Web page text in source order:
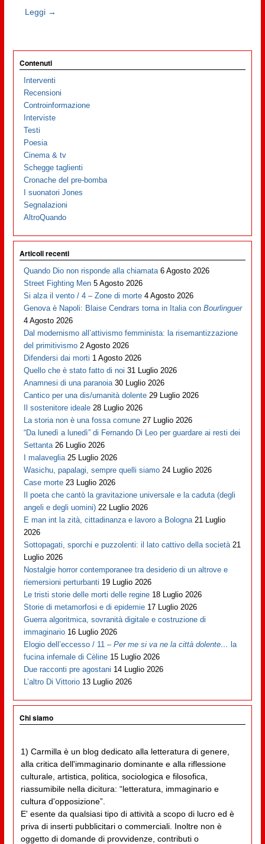
Leggi →
Contenuti
Interventi
Recensioni
Controinformazione
Interviste
Testi
Poesia
Cinema & tv
Schegge taglienti
Cronache del pre-bomba
I suonatori Jones
Segnalazioni
AltroQuando
Articoli recenti
Quando Dio non risponde alla chiamata 6 Agosto 2026
Street Fighting Men 5 Agosto 2026
Si alza il vento / 4 – Zone di morte 4 Agosto 2026
Genova è Napoli: Blaise Cendrars torna in Italia conBourlinguer
4 Agosto 2026
Dal modernismo all’attivismo femminista: la risemantizzazione
del primitivismo 2 Agosto 2026
Difendersi dai morti 1 Agosto 2026
Quello che è stato fatto di noi 31 Luglio 2026
Anamnesi di una paranoia 30 Luglio 2026
Cantico per una dis/umanità dolente 29 Luglio 2026
Il sostenitore ideale 28 Luglio 2026
La storia non è una fossa comune 27 Luglio 2026
“Da lunedì a lunedì” di Fernando Di Leo per guardare ai resti dei
Settanta 26 Luglio 2026
I malaveglia 25 Luglio 2026
Wasichu, papalagi, sempre quelli siamo 24 Luglio 2026
Case morte 23 Luglio 2026
Il poeta che cantò la gravitazione universale e la caduta (degli
angeli e degli uomini) 22 Luglio 2026
E man int la zità, cittadinanza e lavoro a Bologna 21 Luglio
2026
Sottopagati, sporchi e puzzolenti: il lato cattivo della società 21
Luglio 2026
Nostalgie horror contemporanee tra desiderio di un altrove e
riemersioni perturbanti 19 Luglio 2026
Le tristi storie delle morti delle regine 18 Luglio 2026
Storie di metamorfosi e di epidemie 17 Luglio 2026
Guerra algoritmica, sovranità digitale e costruzione di
immaginario 16 Luglio 2026
Elogio dell’eccesso / 11 –Per me si va ne la città dolente… la
fucina infernale di Cèline 15 Luglio 2026
Due racconti pre agostani 14 Luglio 2026
L’altro Di Vittorio 13 Luglio 2026
Chi siamo
1) Carmilla è un blog dedicato alla letteratura di genere,
alla critica dell'immaginario dominante e alla riflessione
culturale, artistica, politica, sociologica e filosofica,
riassumibile nella dicitura: “letteratura, immaginario e
cultura d'opposizione”.
E' esente da qualsiasi tipo di attività a scopo di lucro ed è
priva di inserti pubblicitari o commerciali. Inoltre non è
oggetto di domande di provvidenze, contributi o